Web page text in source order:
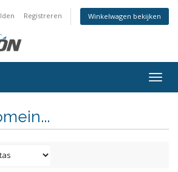
Registreren Winkelwagen bekijken